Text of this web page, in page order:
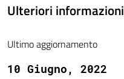
Ulteriori informazioni
Ultimo aggiornamento
10 Giugno, 2022